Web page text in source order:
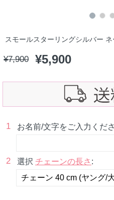
スモールスターリングシルバー
¥7,900 ¥5,900
1 お名前/文字をご入力くだ
2 選択 チェーンの長さ :